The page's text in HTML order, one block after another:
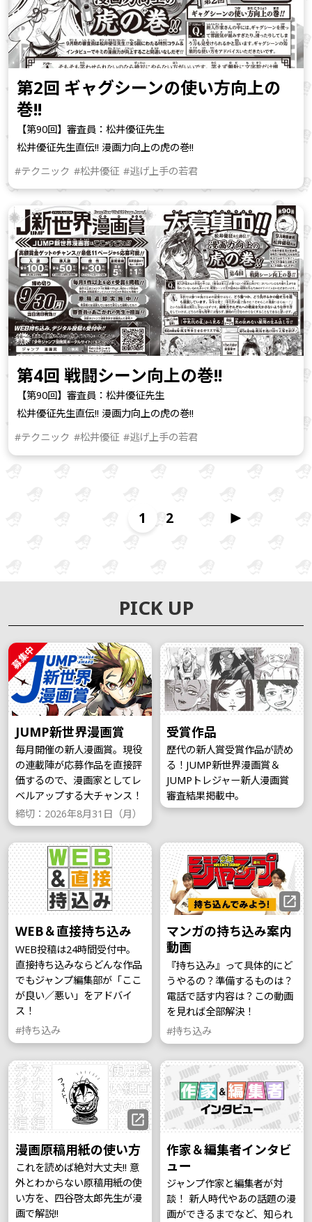
第2回 ギャグシーンの使い方向上の
巻!!
【第90回】審査員：松井優征先生
松井優征先生直伝!! 漫画力向上の虎の巻!!
#テクニック #松井優征 #逃げ上手の若君
第4回 戦闘シーン向上の巻!!
【第90回】審査員：松井優征先生
松井優征先生直伝!! 漫画力向上の虎の巻!!
#テクニック #松井優征 #逃げ上手の若君
1 2
PICK UP
募集中
JUMP新世界漫画賞
毎月開催の新人漫画賞。現役
の連載陣が応募作品を直接評
価するので、漫画家としてレ
ベルアップする大チャンス！
締切：2026年8月31日（月）
受賞作品
歴代の新人賞受賞作品が読め
る！JUMP新世界漫画賞＆
JUMPトレジャー新人漫画賞
審査結果掲載中。
WEB＆直接持ち込み
WEB投稿は24時間受付中。
直接持ち込みならどんな作品
でもジャンプ編集部が「ここ
が良い／悪い」をアドバイ
ス！
#持ち込み
マンガの持ち込み案内
動画
『持ち込み』って具体的にど
うやるの？準備するものは？
電話で話す内容は？この動画
を見れば全部解決！
#持ち込み
漫画原稿用紙の使い方
これを読めば絶対大丈夫!! 意
外とわからない原稿用紙の使
い方を、四谷啓太郎先生が漫
画で解説!!
作家＆編集者インタビ
ュー
ジャンプ作家と編集者が対
談！ 新人時代やあの話題の漫
画ができるまでなど、知られ